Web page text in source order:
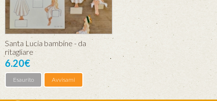
Santa Lucia bambine - da
ritagliare
6.20€
Esaurito Avvisami